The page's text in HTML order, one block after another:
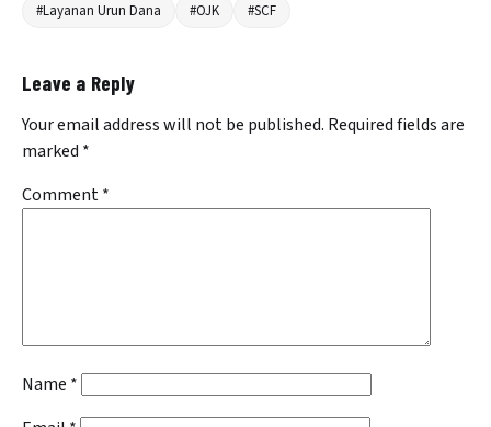
#Layanan Urun Dana #OJK #SCF
Leave a Reply
Your email address will not be published. Required fields are
marked *
Comment*
Name *